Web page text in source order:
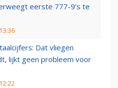
eerste 777-9’s te
Dat vliegen
lijkt geen probleem voor